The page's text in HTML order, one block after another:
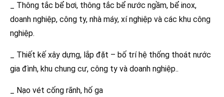
_ Thông tắc bể bơi, thông tắc bể nước ngầm, bể inox,
doanh nghiệp, công ty, nhà máy, xí nghiệp và các khu công
nghiệp.
_ Thiết kế xây dựng, lắp đặt – bố trí hệ thống thoát nước
gia đình, khu chung cư, công ty và doanh nghiệp..
_ Nạo vét cống rãnh, hố ga